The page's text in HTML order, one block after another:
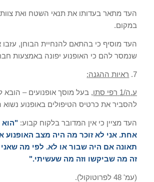
העד מתאר בעדותו את תנאי השטח ואת
במקום.
העד מוסיף כי בהתאם להנחיית הבוחן,
שנמסר להם כי האופנוע יפונה באמצעות
7. ראיות ההגנה:
ע.ה/1 רפי סתו, בעל מוסך אופנועים – הובא
להסביר את כרטיס הטיפולים באופנוע נשוא
העד מציין כי אין המדובר בלקוח קבוע:
"
אחת. אני לא זוכר מה היה מצב האופנוע
תאונה אם היה שבור או לא. לפי מה
זה מה שביקשו וזה מה שעשיתי."
(עמ' 48 לפרוטוקול).